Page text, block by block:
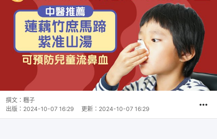
撰文： 糰子
出版： 2024-10-07 16:29 更新： 2024-10-07 16:29